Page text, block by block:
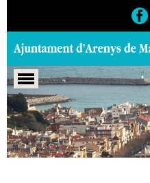
Portada > Marcs > 2022 >
Principal